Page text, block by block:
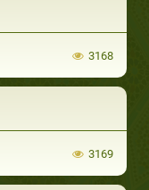
3168
3169